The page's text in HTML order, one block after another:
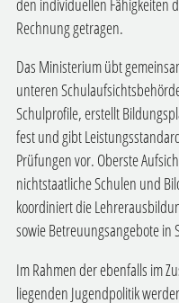
Rechnung getragen.
Das Ministerium übt
unteren
Schulprofile, erstellt
fest und gibt
Prüfungen vor. Oberste
nichtstaatliche Schulen und
koordiniert die
sowie Betreuungsangebote in
Im Rahmen der ebenfalls im
liegenden Jugendpolitik